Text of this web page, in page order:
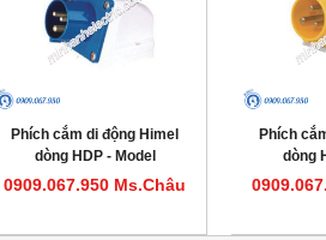
Phích cắm di động Himel
dòng HDP - Model
HDP316IP44
0909.067.950 Ms.Châu
Phích
dòng